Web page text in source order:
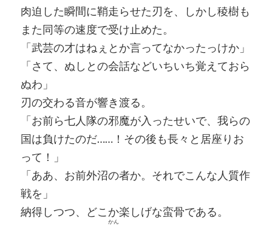
肉迫した瞬間に鞘走らせた刃を、しかし稜樹も
また同等の速度で受け止めた。
「武芸の才はねぇとか言ってなかったっけか」
「さて、ぬしとの会話などいちいち覚えておら
ぬわ」
刃の交わる音が響き渡る。
「お前ら七人隊の邪魔が入ったせいで、我らの
国は負けたのだ……！その後も長々と居座りお
って！」
「ああ、お前外沼の者か。それでこんな人質作
戦を」
納得しつつ、どこか楽しげな蛮骨である。
かん